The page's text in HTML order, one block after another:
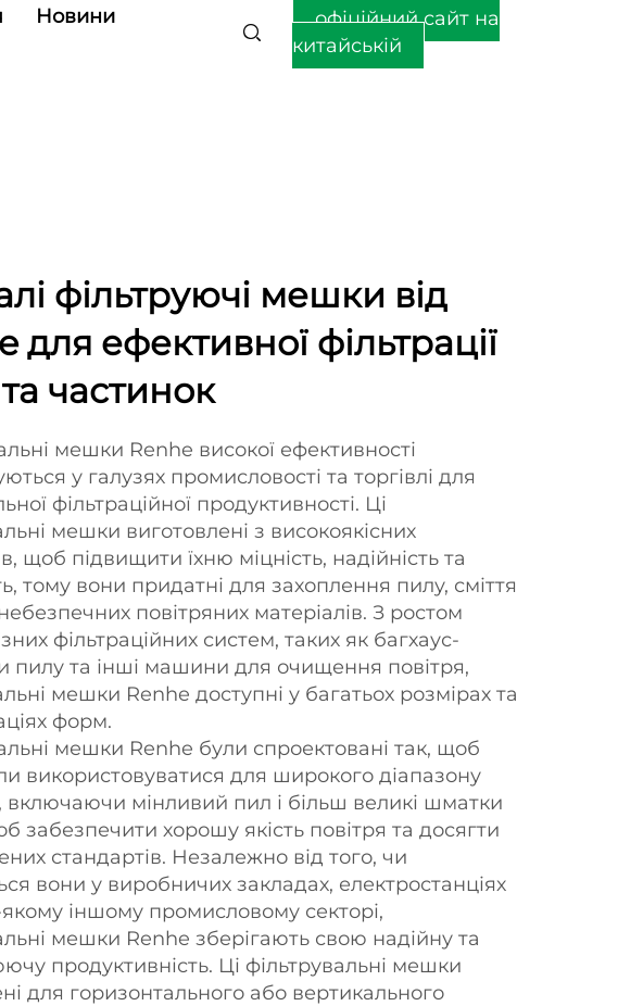
Новини
офіційний сайт на
китайській
фільтруючі мешки від
для ефективної фільтрації
частинок
мешки Renhe високої ефективності
у галузях промисловості та торгівлі для
фільтраційної продуктивності. Ці
мешки виготовлені з високоякісних
щоб підвищити їхню міцність, надійність та
тому вони придатні для захоплення пилу, сміття
повітряних матеріалів. З ростом
фільтраційних систем, таких як багхаус-
пилу та інші машини для очищення повітря,
мешки Renhe доступні у багатьох розмірах та
форм.
мешки Renhe були спроектовані так, щоб
використовуватися для широкого діапазону
включаючи мінливий пил і більш великі шматки
забезпечити хорошу якість повітря та досягти
стандартів. Незалежно від того, чи
вони у виробничих закладах, електростанціях
іншому промисловому секторі,
мешки Renhe зберігають свою надійну та
продуктивність. Ці фільтрувальні мешки
для горизонтального або вертикального